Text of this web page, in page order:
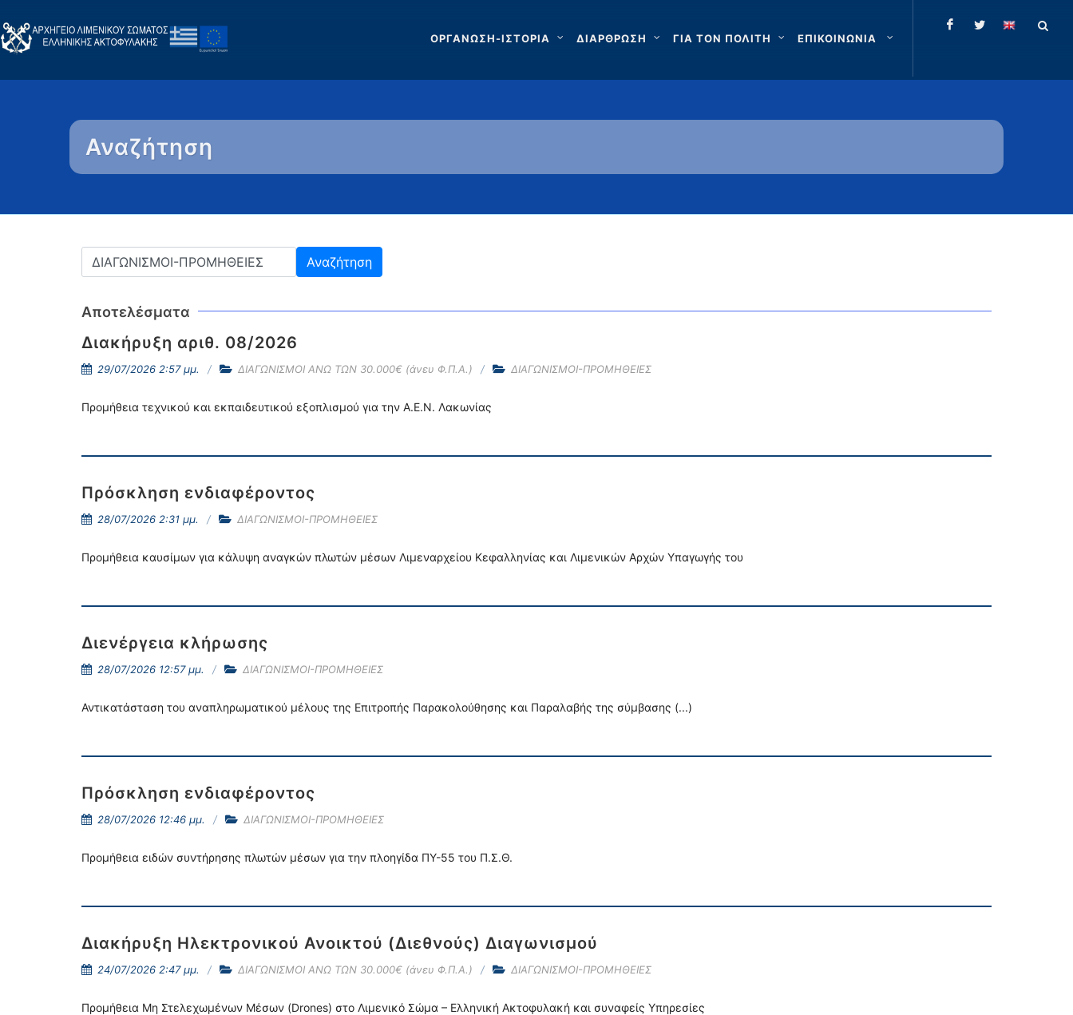
ΟΡΓΑΝΩΣΗ-ΙΣΤΟΡΙΑ ΔΙΑΡΘΡΩΣΗ ΓΙΑ ΤΟΝ ΠΟΛΙΤΗ ΕΠΙΚΟΙΝΩΝΙΑ
Αναζήτηση
Αποτελέσματα
Διακήρυξη αριθ. 08/2026
29/07/2026 2:57 μμ. ΔΙΑΓΩΝΙΣΜΟΙ ΑΝΩ ΤΩΝ 30.000€ (άνευ Φ.Π.Α.) ΔΙΑΓΩΝΙΣΜΟΙ-ΠΡΟΜΗΘΕΙΕΣ
Προμήθεια τεχνικού και εκπαιδευτικού εξοπλισμού για την Α.Ε.Ν. Λακωνίας
Πρόσκληση ενδιαφέροντος
28/07/2026 2:31 μμ. ΔΙΑΓΩΝΙΣΜΟΙ-ΠΡΟΜΗΘΕΙΕΣ
Προμήθεια καυσίμων για κάλυψη αναγκών πλωτών μέσων Λιμεναρχείου Κεφαλληνίας και Λιμενικών Αρχών Υπαγωγής του
Διενέργεια κλήρωσης
28/07/2026 12:57 μμ. ΔΙΑΓΩΝΙΣΜΟΙ-ΠΡΟΜΗΘΕΙΕΣ
Αντικατάσταση του αναπληρωματικού μέλους της Επιτροπής Παρακολούθησης και Παραλαβής της σύμβασης (...)
Πρόσκληση ενδιαφέροντος
28/07/2026 12:46 μμ. ΔΙΑΓΩΝΙΣΜΟΙ-ΠΡΟΜΗΘΕΙΕΣ
Προμήθεια ειδών συντήρησης πλωτών μέσων για την πλοηγίδα ΠΥ-55 του Π.Σ.Θ.
Διακήρυξη Ηλεκτρονικού Ανοικτού (Διεθνούς) Διαγωνισμού
24/07/2026 2:47 μμ. ΔΙΑΓΩΝΙΣΜΟΙ ΑΝΩ ΤΩΝ 30.000€ (άνευ Φ.Π.Α.) ΔΙΑΓΩΝΙΣΜΟΙ-ΠΡΟΜΗΘΕΙΕΣ
Προμήθεια Μη Στελεχωμένων Μέσων (Drones) στο Λιμενικό Σώμα – Ελληνική Ακτοφυλακή και συναφείς Υπηρεσίες